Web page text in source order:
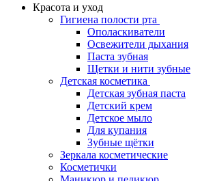
Красота и уход
Гигиена полости рта
Ополаскиватели
Освежители дыхания
Паста зубная
Щетки и нити зубные
Детская косметика
Детская зубная паста
Детский крем
Детское мыло
Для купания
Зубные щётки
Зеркала косметические
Косметички